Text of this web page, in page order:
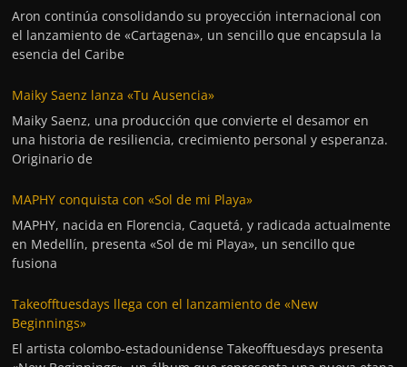
Aron continúa consolidando su proyección internacional con
el lanzamiento de «Cartagena», un sencillo que encapsula la
esencia del Caribe
Maiky Saenz lanza «Tu Ausencia»
Maiky Saenz, una producción que convierte el desamor en
una historia de resiliencia, crecimiento personal y esperanza.
Originario de
MAPHY conquista con «Sol de mi Playa»
MAPHY, nacida en Florencia, Caquetá, y radicada actualmente
en Medellín, presenta «Sol de mi Playa», un sencillo que
fusiona
Takeofftuesdays llega con el lanzamiento de «New
Beginnings»
El artista colombo-estadounidense Takeofftuesdays presenta